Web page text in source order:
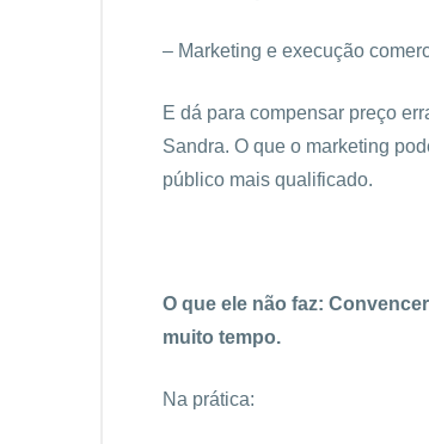
– Marketing e execução
E dá para compensar preço
Sandra. O que o marketing
público mais qualificado.
O que ele não faz:
muito tempo.
Na prática: